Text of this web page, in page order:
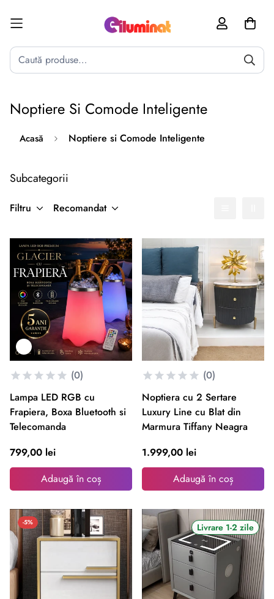
Noptiere Si Comode Inteligente
Acasă Noptiere si Comode Inteligente
Subcategorii
Filtru Recomandat
(0)
Lampa LED RGB cu
Frapiera, Boxa Bluetooth si
Telecomanda
799,00 lei
Adaugă în coș
(0)
Noptiera cu 2 Sertare
Luxury Line cu Blat din
Marmura Tiffany Neagra
1.999,00 lei
Adaugă în coș
-5% Livrare 1-2 zile